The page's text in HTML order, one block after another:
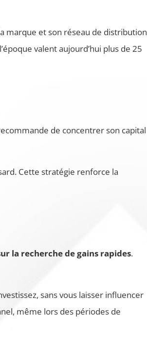
marque et son réseau de distribution
valent aujourd’hui plus de 25
de concentrer son capital
Cette stratégie renforce la
la recherche de gains rapides.
sans vous laisser influencer
même lors des périodes de